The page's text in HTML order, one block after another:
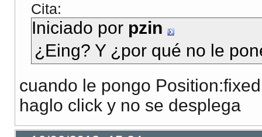
Cita:
Iniciado por pzin
¿Eing? Y ¿por qué no le
cuando le pongo
haglo click y no se desplega